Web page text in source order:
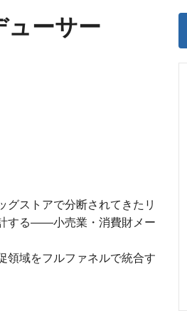
ューサー
グストアで分断されてきたリ
する——小売業・消費財メー
領域をフルファネルで統合す